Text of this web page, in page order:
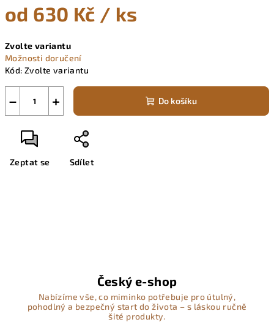
od 630 Kč / ks
cena:
Zvolte variantu
Možnosti doručení
Kód: Zvolte variantu
+
− Do košíku
Zeptat se Sdílet
Český e-shop
Nabízíme vše, co miminko potřebuje pro útulný,
pohodlný a bezpečný start do života – s láskou ručně
šité produkty.